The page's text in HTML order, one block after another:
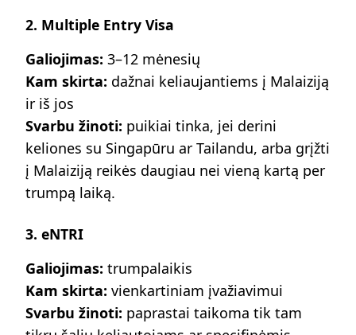
2. Multiple Entry Visa
Galiojimas: 3–12 mėnesių
Kam skirta: dažnai keliaujantiems į Malaiziją
ir iš jos
Svarbu žinoti: puikiai tinka, jei derini
keliones su Singapūru ar Tailandu, arba grįžti
į Malaiziją reikės daugiau nei vieną kartą per
trumpą laiką.
3. eNTRI
Galiojimas: trumpalaikis
Kam skirta: vienkartiniam įvažiavimui
Svarbu žinoti: paprastai taikoma tik tam